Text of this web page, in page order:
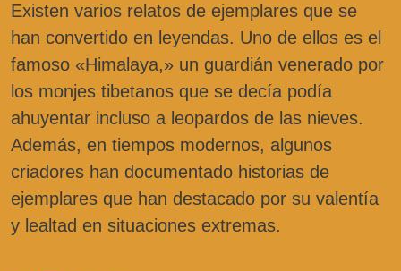
Existen varios relatos de ejemplares que se
han convertido en leyendas. Uno de ellos es el
famoso «Himalaya,» un guardián venerado por
los monjes tibetanos que se decía podía
ahuyentar incluso a leopardos de las nieves.
Además, en tiempos modernos, algunos
criadores han documentado historias de
ejemplares que han destacado por su valentía
y lealtad en situaciones extremas.